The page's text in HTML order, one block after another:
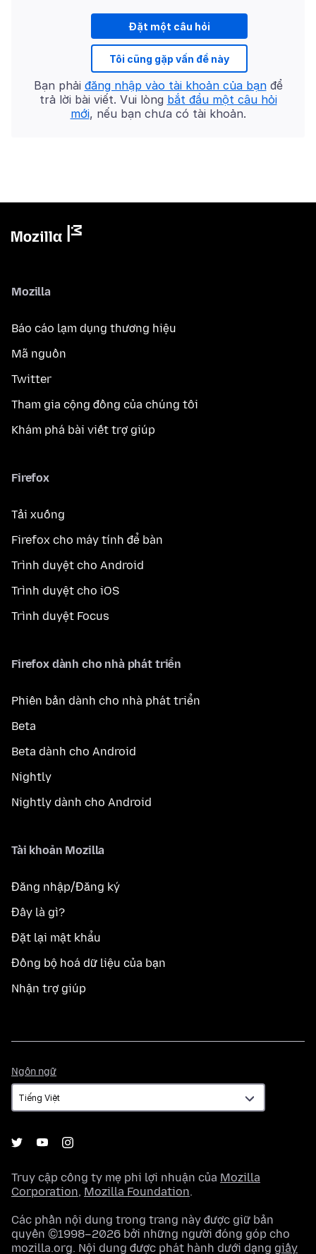
Đặt một câu hỏi
Tôi cũng gặp vấn đề này
Bạn phải đăng nhập vào tài khoản của bạnđể
trả lời bài viết. Vui lòng bắt đầu một câu hỏi
mới, nếu bạn chưa có tài khoản.
Mozilla
Báo cáo lạm dụng thương hiệu
Mã nguồn
Twitter
Tham gia cộng đồng của chúng tôi
Khám phá bài viết trợ giúp
Firefox
Tải xuống
Firefox cho máy tính để bàn
Trình duyệt cho Android
Trình duyệt cho iOS
Trình duyệt Focus
Firefox dành cho nhà phát triển
Phiên bản dành cho nhà phát triển
Beta
Beta dành cho Android
Nightly
Nightly dành cho Android
Tài khoản Mozilla
Đăng nhập/Đăng ký
Đây là gì?
Đặt lại mật khẩu
Đồng bộ hoá dữ liệu của bạn
Nhận trợ giúp
Ngôn ngữ
ngữ
Truy cập công ty mẹ phi lợi nhuận của Mozilla
Corporation, Mozilla Foundation.
Các phần nội dung trong trang này được giữ bản
quyền ©1998–2026 bởi những người đóng góp cho
mozilla.org. Nội dung được phát hành dưới dạng giấy